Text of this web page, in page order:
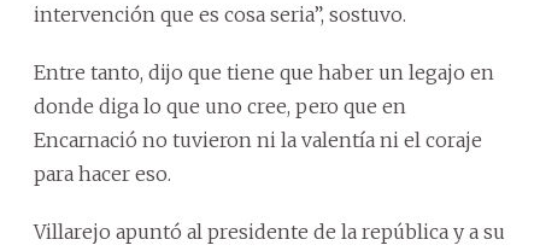
intervención que es cosa seria”, sostuvo.
Entre tanto, dijo que tiene que haber un legajo en
donde diga lo que uno cree, pero que en
Encarnació no tuvieron ni la valentía ni el coraje
para hacer eso.
Villarejo apuntó al presidente de la república y a su